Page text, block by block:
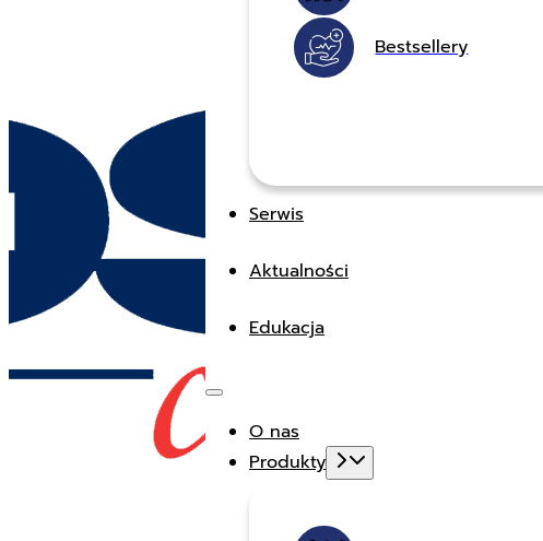
Bestsellery
Serwis
Aktualności
Edukacja
O nas
Produkty